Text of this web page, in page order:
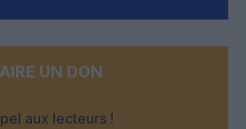
UN DON
aux lecteurs !